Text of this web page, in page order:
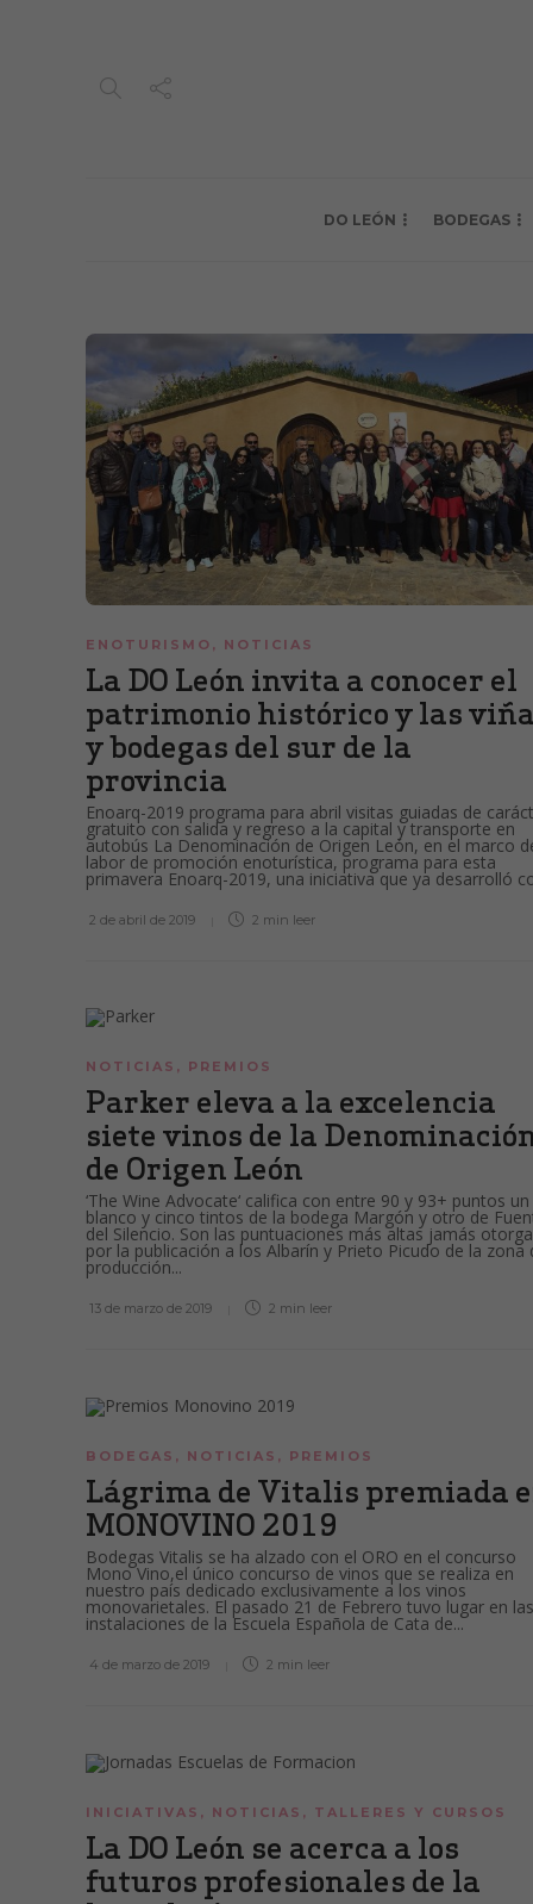
DO LEÓN BODEGAS
ENOTURISMO , NOTICIAS
La DO León invita a conocer el
patrimonio histórico y las
y bodegas del sur de la
provincia
Enoarq-2019 programa para abril visitas guiadas de
gratuito con salida y regreso a la capital y transporte en
autobús La Denominación de Origen León, en el marco
labor de promoción enoturística, programa para esta
primavera Enoarq-2019, una iniciativa que ya desarrolló
2 de abril de 2019 2 min leer
NOTICIAS , PREMIOS
Parker eleva a la excelencia
siete vinos de la
de Origen León
‘The Wine Advocate‘ califica con entre 90 y 93+ puntos un
blanco y cinco tintos de la bodega Margón y otro de
del Silencio. Son las puntuaciones más altas jamás
por la publicación a los Albarín y Prieto Picudo de la zona
producción...
13 de marzo de 2019 2 min leer
BODEGAS , NOTICIAS , PREMIOS
Lágrima de Vitalis premiada
MONOVINO 2019
Bodegas Vitalis se ha alzado con el ORO en el concurso
Mono Vino,el único concurso de vinos que se realiza en
nuestro país dedicado exclusivamente a los vinos
monovarietales. El pasado 21 de Febrero tuvo lugar en las
instalaciones de la Escuela Española de Cata de...
4 de marzo de 2019 2 min leer
INICIATIVAS , NOTICIAS , TALLERES Y CURSOS
La DO León se acerca a los
futuros profesionales de la